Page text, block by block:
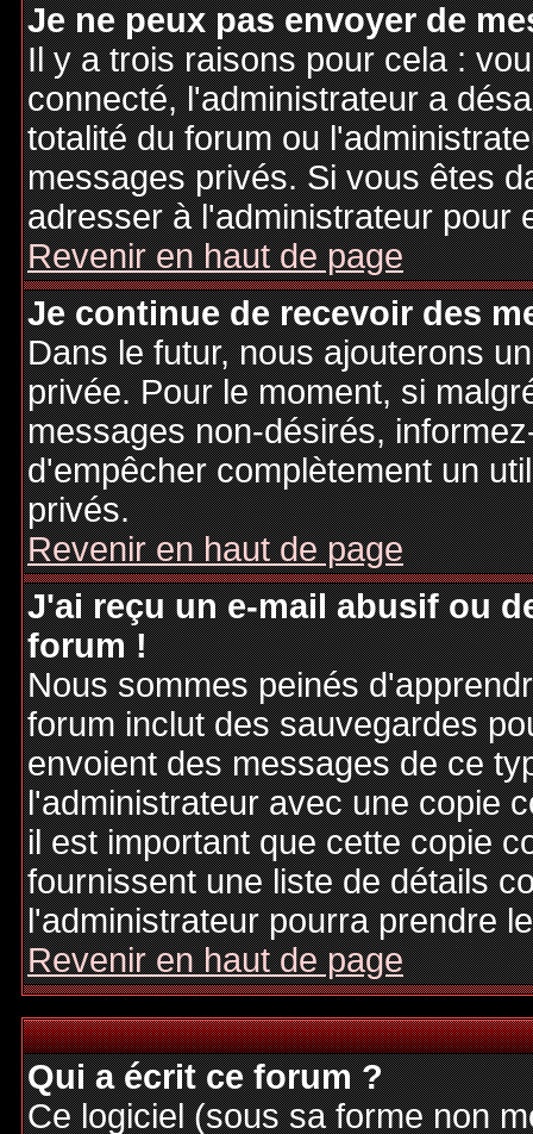
Je ne peux pas envoyer de
Il y a trois raisons pour cela :
connecté, l'administrateur a
totalité du forum ou
messages privés. Si vous êtes
adresser à l'administrateur pour
Revenir en haut de page
Je continue de recevoir des
Dans le futur, nous ajouterons
privée. Pour le moment, si
messages non-désirés,
d'empêcher complètement un
privés.
Revenir en haut de page
J'ai reçu un e-mail abusif ou
forum !
Nous sommes peinés
forum inclut des sauvegardes
envoient des messages de ce
l'administrateur avec une copie
il est important que cette copie
fournissent une liste de détails
l'administrateur pourra prendre
Revenir en haut de page
Qui a écrit ce forum ?
Ce logiciel (sous sa forme non